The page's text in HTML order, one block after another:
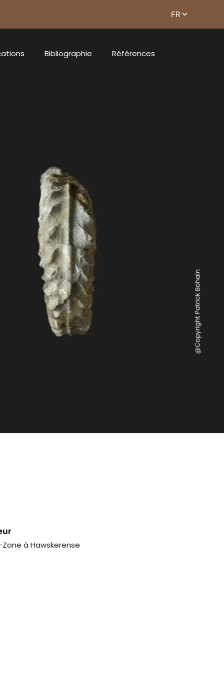
Bibliographie Références
à Hawskerense